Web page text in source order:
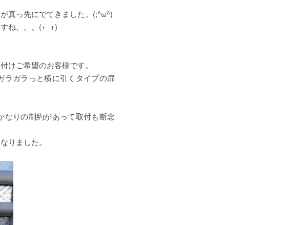
真っ先にでてきました。(;^ω^)
ね。。。(+_+)
けご希望のお客様です。
ラガラっと横に引くタイプの扉
なりの制約があって取付も断念
りました。